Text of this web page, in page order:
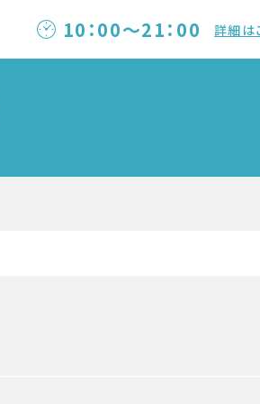
10：00～21：00 詳細は